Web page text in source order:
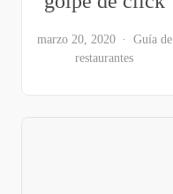
marzo 20, 2020
Guía de
restaurantes